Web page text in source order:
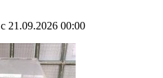
с 21.09.2026 00:00